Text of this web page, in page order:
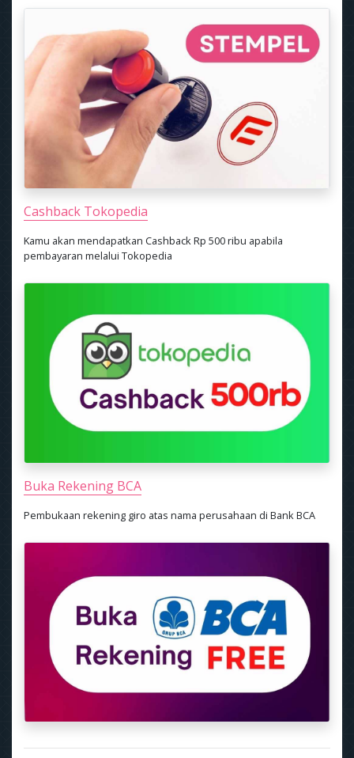
Cashback Tokopedia
Kamu akan mendapatkan Cashback Rp 500 ribu apabila
pembayaran melalui Tokopedia
Buka Rekening BCA
Pembukaan rekening giro atas nama perusahaan di Bank BCA